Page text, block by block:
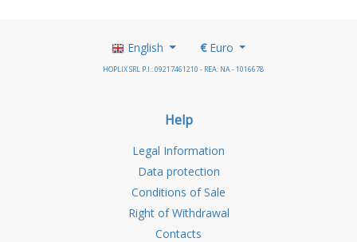
English €Euro
HOPLIX SRL P.I.: 09217461210 - REA: NA - 1016678
Help
Legal Information
Data protection
Conditions of Sale
Right of Withdrawal
Contacts